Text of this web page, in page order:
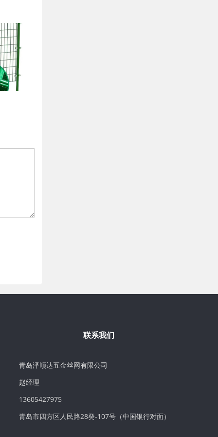
联系我们
青岛泽顺达五金丝网有限公司
赵经理
13605427975
青岛市四方区人民路28癸-107号（中国银行对面）